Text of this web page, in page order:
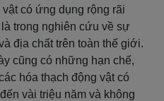
có ứng dụng rộng rãi
trong nghiên cứu về sự
địa chất trên toàn thế giới.
cũng có những hạn chế,
hóa thạch động vật có
vài triệu năm và không